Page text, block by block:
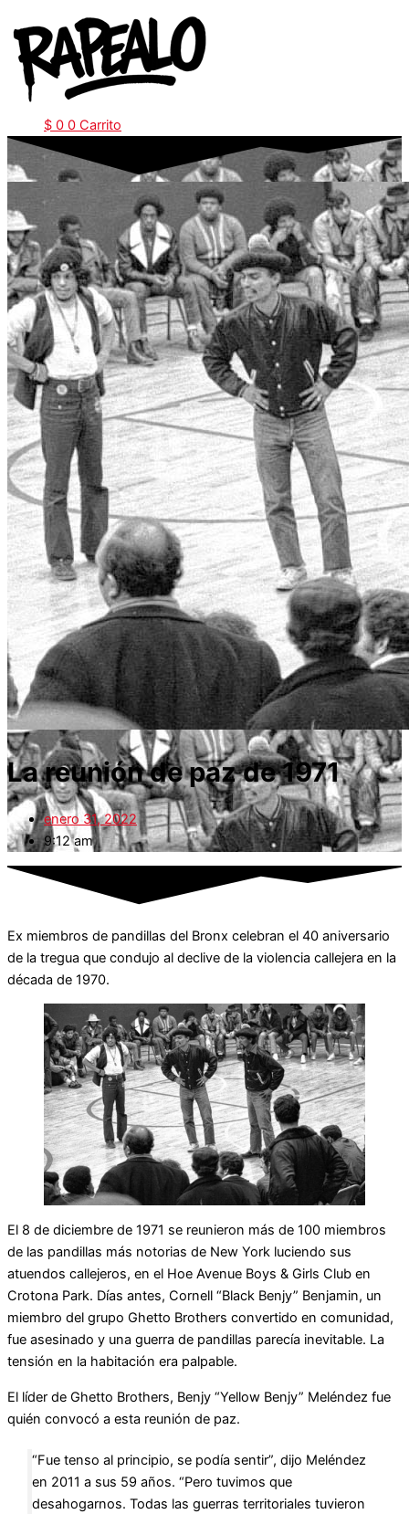
al
contenido
$ 0 0 Carrito
La reunión de paz de 1971
enero 31, 2022
9:12 am
Ex miembros de pandillas del Bronx celebran el 40 aniversario
de la tregua que condujo al declive de la violencia callejera en la
década de 1970.
El 8 de diciembre de 1971 se reunieron más de 100 miembros
de las pandillas más notorias de New York luciendo sus
atuendos callejeros, en el Hoe Avenue Boys & Girls Club en
Crotona Park. Días antes, Cornell “Black Benjy” Benjamin, un
miembro del grupo Ghetto Brothers convertido en comunidad,
fue asesinado y una guerra de pandillas parecía inevitable. La
tensión en la habitación era palpable.
El líder de Ghetto Brothers, Benjy “Yellow Benjy” Meléndez fue
quién convocó a esta reunión de paz.
“Fue tenso al principio, se podía sentir”, dijo Meléndez
en 2011 a sus 59 años. “Pero tuvimos que
desahogarnos. Todas las guerras territoriales tuvieron